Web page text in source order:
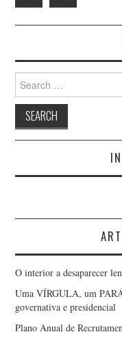
Search
for:
O interior a desaparecer
Uma VÍRGULA, um
governativa e presidencial
Plano Anual de